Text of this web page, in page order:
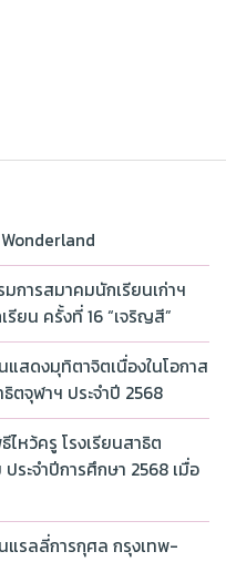
การสมาคมนักเรียนเก่าฯ
ยน ครั้งที่ 16 “เจริญสี”
สดงมุทิตาจิตเนื่องในโอกาส
ตจุฬาฯ ประจำปี 2568
หว้ครู โรงเรียนสาธิต
ะจำปีการศึกษา 2568 เมื่อ
แรลลี่การกุศล กรุงเทพ-